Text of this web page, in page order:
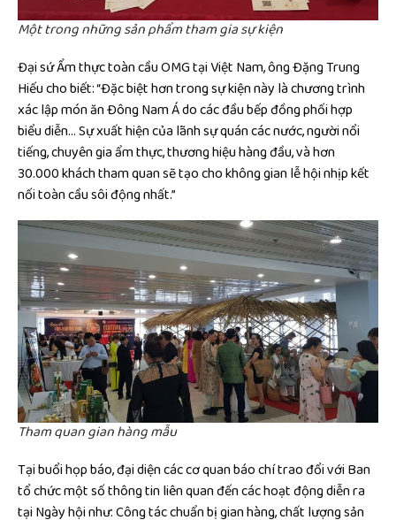
Một trong những sản phẩm tham gia sự kiện
Đại sứ Ẩm thực toàn cầu OMG tại Việt Nam, ông Đặng Trung
Hiếu cho biết: “Đặc biệt hơn trong sự kiện này là chương trình
xác lập món ăn Đông Nam Á do các đầu bếp đồng phối hợp
biểu diễn… Sự xuất hiện của lãnh sự quán các nước, người nổi
tiếng, chuyên gia ẩm thực, thương hiệu hàng đầu, và hơn
30.000 khách tham quan sẽ tạo cho không gian lễ hội nhịp kết
nối toàn cầu sôi động nhất.”
Tham quan gian hàng mẫu
Tại buổi họp báo, đại diện các cơ quan báo chí trao đổi với Ban
tổ chức một số thông tin liên quan đến các hoạt động diễn ra
tại Ngày hội như: Công tác chuẩn bị gian hàng, chất lượng sản